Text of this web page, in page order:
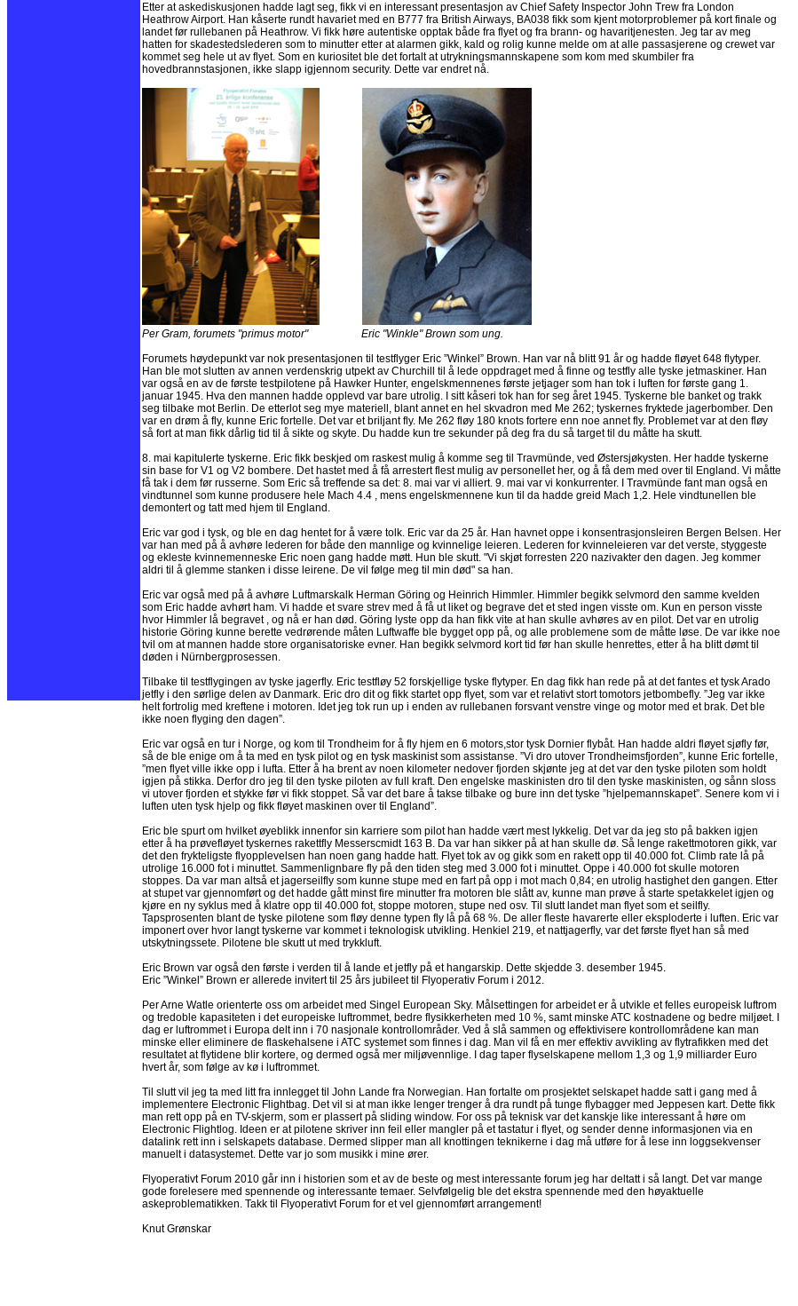
Etter at askediskusjonen hadde lagt seg, fikk vi en interessant presentasjon av Chief Safety Inspector John Trew fra London
Heathrow Airport. Han kåserte rundt havariet med en B777 fra British Airways, BA038 fikk som kjent motorproblemer på kort finale og
landet før rullebanen på Heathrow. Vi fikk høre autentiske opptak både fra flyet og fra brann- og havaritjenesten. Jeg tar av meg
hatten for skadestedslederen som to minutter etter at alarmen gikk, kald og rolig kunne melde om at alle passasjerene og crewet var
kommet seg hele ut av flyet. Som en kuriositet ble det fortalt at utrykningsmannskapene som kom med skumbiler fra
hovedbrannstasjonen, ikke slapp igjennom security. Dette var endret nå.
Per Gram, forumets "primus motor" Eric "Winkle" Brown som ung.
Forumets høydepunkt var nok presentasjonen til testflyger Eric ”Winkel” Brown. Han var nå blitt 91 år og hadde fløyet 648 flytyper.
Han ble mot slutten av annen verdenskrig utpekt av Churchill til å lede oppdraget med å finne og testfly alle tyske jetmaskiner. Han
var også en av de første testpilotene på Hawker Hunter, engelskmennenes første jetjager som han tok i luften for første gang 1.
januar 1945. Hva den mannen hadde opplevd var bare utrolig. I sitt kåseri tok han for seg året 1945. Tyskerne ble banket og trakk
seg tilbake mot Berlin. De etterlot seg mye materiell, blant annet en hel skvadron med Me 262; tyskernes fryktede jagerbomber. Den
var en drøm å fly, kunne Eric fortelle. Det var et briljant fly. Me 262 fløy 180 knots fortere enn noe annet fly. Problemet var at den fløy
så fort at man fikk dårlig tid til å sikte og skyte. Du hadde kun tre sekunder på deg fra du så target til du måtte ha skutt.
8. mai kapitulerte tyskerne. Eric fikk beskjed om raskest mulig å komme seg til Travmünde, ved Østersjøkysten. Her hadde tyskerne
sin base for V1 og V2 bombere. Det hastet med å få arrestert flest mulig av personellet her, og å få dem med over til England. Vi måtte
få tak i dem før russerne. Som Eric så treffende sa det: 8. mai var vi alliert. 9. mai var vi konkurrenter. I Travmünde fant man også en
vindtunnel som kunne produsere hele Mach 4.4 , mens engelskmennene kun til da hadde greid Mach 1,2. Hele vindtunellen ble
demontert og tatt med hjem til England.
Eric var god i tysk, og ble en dag hentet for å være tolk. Eric var da 25 år. Han havnet oppe i konsentrasjonsleiren Bergen Belsen. Her
var han med på å avhøre lederen for både den mannlige og kvinnelige leieren. Lederen for kvinneleieren var det verste, styggeste
og ekleste kvinnemenneske Eric noen gang hadde møtt. Hun ble skutt. "Vi skjøt forresten 220 nazivakter den dagen. Jeg kommer
aldri til å glemme stanken i disse leirene. De vil følge meg til min død" sa han.
Eric var også med på å avhøre Luftmarskalk Herman Göring og Heinrich Himmler. Himmler begikk selvmord den samme kvelden
som Eric hadde avhørt ham. Vi hadde et svare strev med å få ut liket og begrave det et sted ingen visste om. Kun en person visste
hvor Himmler lå begravet , og nå er han død. Göring lyste opp da han fikk vite at han skulle avhøres av en pilot. Det var en utrolig
historie Göring kunne berette vedrørende måten Luftwaffe ble bygget opp på, og alle problemene som de måtte løse. De var ikke noe
tvil om at mannen hadde store organisatoriske evner. Han begikk selvmord kort tid før han skulle henrettes, etter å ha blitt dømt til
døden i Nürnbergprosessen.
Tilbake til testflygingen av tyske jagerfly. Eric testfløy 52 forskjellige tyske flytyper. En dag fikk han rede på at det fantes et tysk Arado
jetfly i den sørlige delen av Danmark. Eric dro dit og fikk startet opp flyet, som var et relativt stort tomotors jetbombefly. ”Jeg var ikke
helt fortrolig med kreftene i motoren. Idet jeg tok run up i enden av rullebanen forsvant venstre vinge og motor med et brak. Det ble
ikke noen flyging den dagen”.
Eric var også en tur i Norge, og kom til Trondheim for å fly hjem en 6 motors,stor tysk Dornier flybåt. Han hadde aldri fløyet sjøfly før,
så de ble enige om å ta med en tysk pilot og en tysk maskinist som assistanse. ”Vi dro utover Trondheimsfjorden”, kunne Eric fortelle,
”men flyet ville ikke opp i lufta. Etter å ha brent av noen kilometer nedover fjorden skjønte jeg at det var den tyske piloten som holdt
igjen på stikka. Derfor dro jeg til den tyske piloten av full kraft. Den engelske maskinisten dro til den tyske maskinisten, og sånn sloss
vi utover fjorden et stykke før vi fikk stoppet. Så var det bare å takse tilbake og bure inn det tyske ”hjelpemannskapet”. Senere kom vi i
luften uten tysk hjelp og fikk fløyet maskinen over til England”.
Eric ble spurt om hvilket øyeblikk innenfor sin karriere som pilot han hadde vært mest lykkelig. Det var da jeg sto på bakken igjen
etter å ha prøvefløyet tyskernes rakettfly Messerscmidt 163 B. Da var han sikker på at han skulle dø. Så lenge rakettmotoren gikk, var
det den frykteligste flyopplevelsen han noen gang hadde hatt. Flyet tok av og gikk som en rakett opp til 40.000 fot. Climb rate lå på
utrolige 16.000 fot i minuttet. Sammenlignbare fly på den tiden steg med 3.000 fot i minuttet. Oppe i 40.000 fot skulle motoren
stoppes. Da var man altså et jagerseilfly som kunne stupe med en fart på opp i mot mach 0,84; en utrolig hastighet den gangen. Etter
at stupet var gjennomført og det hadde gått minst fire minutter fra motoren ble slått av, kunne man prøve å starte spetakkelet igjen og
kjøre en ny syklus med å klatre opp til 40.000 fot, stoppe motoren, stupe ned osv. Til slutt landet man flyet som et seilfly.
Tapsprosenten blant de tyske pilotene som fløy denne typen fly lå på 68 %. De aller fleste havarerte eller eksploderte i luften. Eric var
imponert over hvor langt tyskerne var kommet i teknologisk utvikling. Henkiel 219, et nattjagerfly, var det første flyet han så med
utskytningssete. Pilotene ble skutt ut med trykkluft.
Eric Brown var også den første i verden til å lande et jetfly på et hangarskip. Dette skjedde 3. desember 1945.
Eric ”Winkel” Brown er allerede invitert til 25 års jubileet til Flyoperativ Forum i 2012.
Per Arne Watle orienterte oss om arbeidet med Singel European Sky. Målsettingen for arbeidet er å utvikle et felles europeisk luftrom
og tredoble kapasiteten i det europeiske luftrommet, bedre flysikkerheten med 10 %, samt minske ATC kostnadene og bedre miljøet. I
dag er luftrommet i Europa delt inn i 70 nasjonale kontrollområder. Ved å slå sammen og effektivisere kontrollområdene kan man
minske eller eliminere de flaskehalsene i ATC systemet som finnes i dag. Man vil få en mer effektiv avvikling av flytrafikken med det
resultatet at flytidene blir kortere, og dermed også mer miljøvennlige. I dag taper flyselskapene mellom 1,3 og 1,9 milliarder Euro
hvert år, som følge av kø i luftrommet.
Til slutt vil jeg ta med litt fra innlegget til John Lande fra Norwegian. Han fortalte om prosjektet selskapet hadde satt i gang med å
implementere Electronic Flightbag. Det vil si at man ikke lenger trenger å dra rundt på tunge flybagger med Jeppesen kart. Dette fikk
man rett opp på en TV-skjerm, som er plassert på sliding window. For oss på teknisk var det kanskje like interessant å høre om
Electronic Flightlog. Ideen er at pilotene skriver inn feil eller mangler på et tastatur i flyet, og sender denne informasjonen via en
datalink rett inn i selskapets database. Dermed slipper man all knottingen teknikerne i dag må utføre for å lese inn loggsekvenser
manuelt i datasystemet. Dette var jo som musikk i mine ører.
Flyoperativt Forum 2010 går inn i historien som et av de beste og mest interessante forum jeg har deltatt i så langt. Det var mange
gode forelesere med spennende og interessante temaer. Selvfølgelig ble det ekstra spennende med den høyaktuelle
askeproblematikken. Takk til Flyoperativt Forum for et vel gjennomført arrangement!
Knut Grønskar